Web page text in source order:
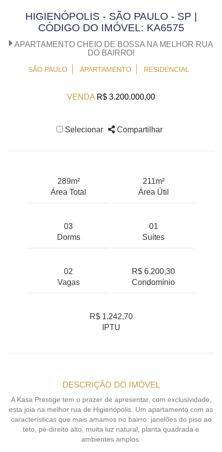
HIGIENÓPOLIS - SÃO PAULO - SP |
CÓDIGO DO IMÓVEL: KA6575
APARTAMENTO CHEIO DE BOSSA NA MELHOR RUA
DO BAIRRO!
SÃO PAULO APARTAMENTO RESIDENCIAL
VENDA R$ 3.200.000,00
Selecionar Compartilhar
289m²
Área Total
211m²
Área Útil
03
Dorms
01
Suítes
02
Vagas
R$ 6.200,30
Condomínio
R$ 1.242,70
IPTU
DESCRIÇÃO DO IMÓVEL
A Kasa Prestige tem o prazer de apresentar, com exclusividade,
esta joia na melhor rua de Higienópolis. Um apartamento com as
características que mais amamos no bairro: janelões do piso ao
teto, pé-direito alto, muita luz natural, planta quadrada e
ambientes amplos.